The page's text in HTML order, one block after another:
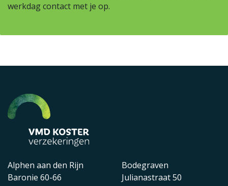
werkdag contact met je op.
Alphen aan den Rijn
Baronie 60-66
Bodegraven
Julianastraat 50